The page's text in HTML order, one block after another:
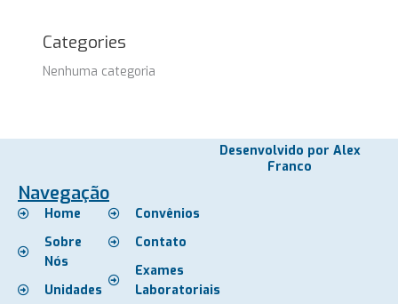
Categories
Nenhuma categoria
Navegação
Home
Sobre
Nós
Unidades
Convênios
Contato
Exames
Laboratoriais
Desenvolvido por Alex
Franco